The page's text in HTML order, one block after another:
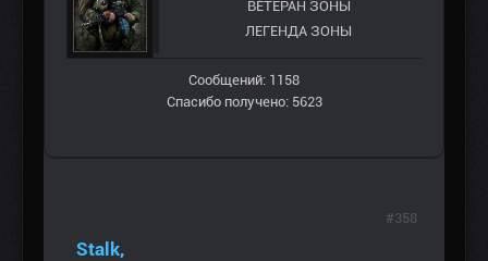
ВЕТЕРАН ЗOНЫ
ЛЕГЕНДА ЗОНЫ
Сообщений: 1158
Спасибо получено: 5623
Stalk,
#358